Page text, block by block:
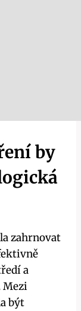
by
zahrnovat
a
Mezi
být